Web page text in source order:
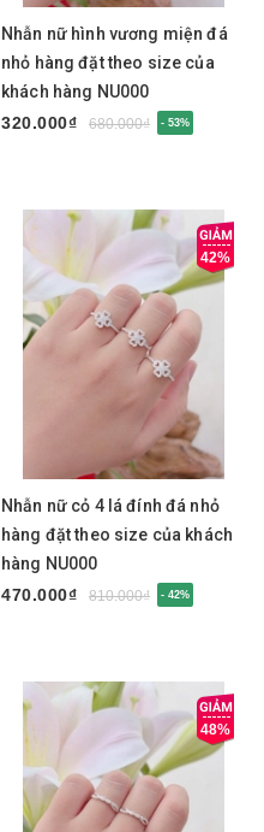
Nhẫn nữ hình vương miện đá
nhỏ hàng đặt theo size của
khách hàng NU000
320.000₫
680.000₫ - 53%
42%
Nhẫn nữ cỏ 4 lá đính đá nhỏ
hàng đặt theo size của khách
hàng NU000
470.000₫
810.000₫ - 42%
48%